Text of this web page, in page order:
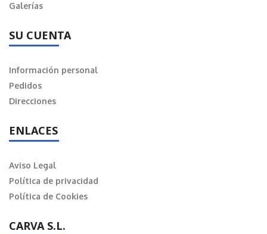
Galerías
SU CUENTA
Información personal
Pedidos
Direcciones
ENLACES
Aviso Legal
Política de privacidad
Política de Cookies
CARVA S.L.